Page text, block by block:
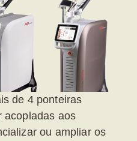
de 4 ponteiras
acopladas aos
ou ampliar os